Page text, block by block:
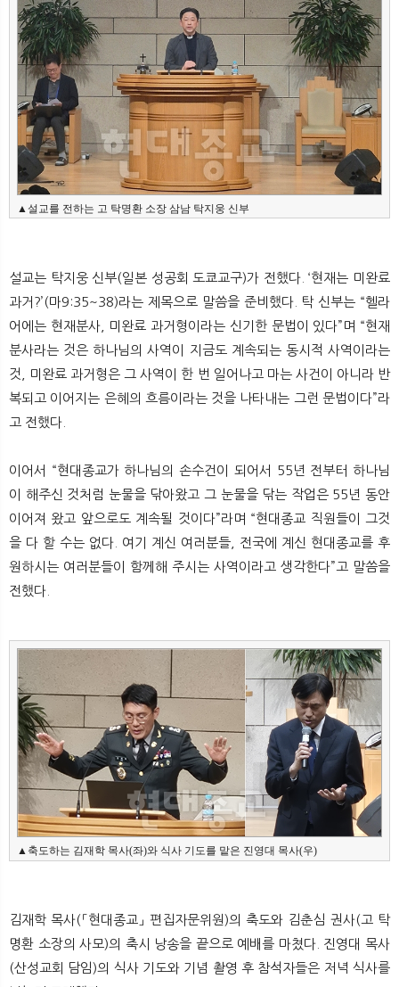
▲설교를 전하는 고 탁명환 소장 삼남 탁지웅 신부
설교는 탁지웅 신부(일본 성공회 도쿄교구)가 전했다. ‘현재는 미완료
과거?’(마9:35~38)라는 제목으로 말씀을 준비했다. 탁 신부는 “헬라
어에는 현재분사, 미완료 과거형이라는 신기한 문법이 있다”며 “현재
분사라는 것은 하나님의 사역이 지금도 계속되는 동시적 사역이라는
것, 미완료 과거형은 그 사역이 한 번 일어나고 마는 사건이 아니라 반
복되고 이어지는 은혜의 흐름이라는 것을 나타내는 그런 문법이다”라
고 전했다.
이어서 “현대종교가 하나님의 손수건이 되어서 55년 전부터 하나님
이 해주신 것처럼 눈물을 닦아왔고 그 눈물을 닦는 작업은 55년 동안
이어져 왔고 앞으로도 계속될 것이다”라며 “현대종교 직원들이 그것
을 다 할 수는 없다. 여기 계신 여러분들, 전국에 계신 현대종교를 후
원하시는 여러분들이 함께해 주시는 사역이라고 생각한다”고 말씀을
전했다.
▲축도하는 김재학 목사(좌)와 식사 기도를 맡은 진영대 목사(우)
김재학 목사(「현대종교」 편집자문위원)의 축도와 김춘심 권사(고 탁
명환 소장의 사모)의 축시 낭송을 끝으로 예배를 마쳤다. 진영대 목사
(산성교회 담임)의 식사 기도와 기념 촬영 후 참석자들은 저녁 식사를